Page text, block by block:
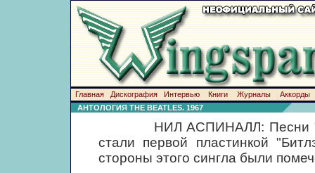
Главная Дискография Интервью Книги Журналы
Аккорды
АНТОЛОГИЯ THE BEATLES. 1967
НИЛ АСПИНАЛЛ: Песни
стали первой пластинкой
стороны этого сингла были